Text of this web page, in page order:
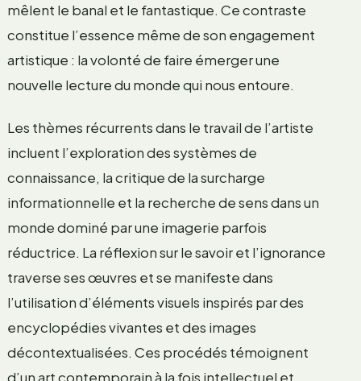
mêlent le banal et le fantastique. Ce contraste
constitue l’essence même de son engagement
artistique : la volonté de faire émerger une
nouvelle lecture du monde qui nous entoure.
Les thèmes récurrents dans le travail de l’artiste
incluent l’exploration des systèmes de
connaissance, la critique de la surcharge
informationnelle et la recherche de sens dans un
monde dominé par une imagerie parfois
réductrice. La réflexion sur le savoir et l’ignorance
traverse ses œuvres et se manifeste dans
l’utilisation d’éléments visuels inspirés par des
encyclopédies vivantes et des images
décontextualisées. Ces procédés témoignent
d’un art contemporain à la fois intellectuel et